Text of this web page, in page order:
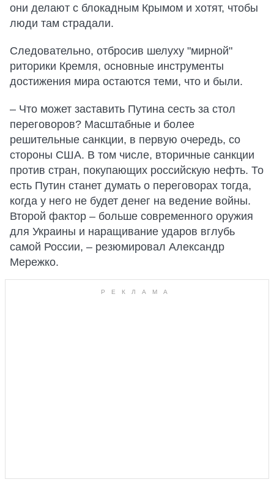
они делают с блокадным Крымом и хотят, чтобы
люди там страдали.
Следовательно, отбросив шелуху "мирной"
риторики Кремля, основные инструменты
достижения мира остаются теми, что и были.
– Что может заставить Путина сесть за стол
переговоров? Масштабные и более
решительные санкции, в первую очередь, со
стороны США. В том числе, вторичные санкции
против стран, покупающих российскую нефть. То
есть Путин станет думать о переговорах тогда,
когда у него не будет денег на ведение войны.
Второй фактор – больше современного оружия
для Украины и наращивание ударов вглубь
самой России, – резюмировал Александр
Мережко.